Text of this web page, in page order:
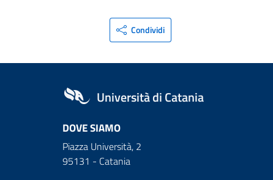
Condividi
Università di Catania
DOVE SIAMO
Piazza Università, 2
95131 - Catania